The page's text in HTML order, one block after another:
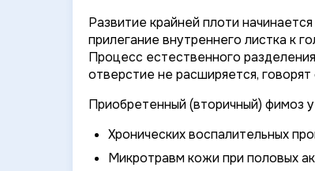
Развитие крайней плоти
прилегание внутреннего листка к
Процесс естественного
отверстие не расширяется,
Приобретенный (вторичный) фимоз
Хронических воспалительных
Микротравм кожи при половых